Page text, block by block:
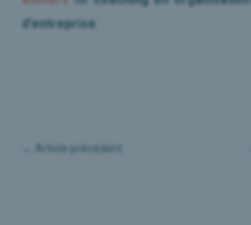
d’entreprise
Article précédent